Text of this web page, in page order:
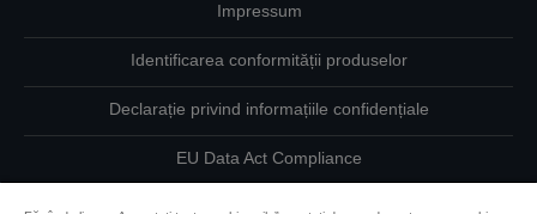
Impressum
Identificarea conformității produselor
Declarație privind informațiile confidențiale
EU Data Act Compliance